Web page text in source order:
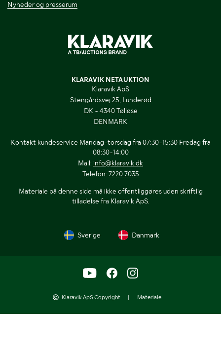
Nyheder og presserum
KLARAVIK NETAUKTION
Klaravik ApS
Stengårdsvej 25, Lunderød
DK - 4340 Tølløse
DENMARK
Kontakt kundeservice Mandag-torsdag fra 07:30-15:30 Fredag fra
08:30-14:00
Mail: info@klaravik.dk
Telefon: 7220 7035
Materiale på denne side må ikke offentliggøres uden skriftlig
tilladelse fra Klaravik ApS.
Sverige Danmark
Klaravik ApS Copyright | Materiale